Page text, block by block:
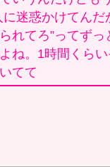
に迷惑かけてんだ
れてろ”ってずっ
ね。1時間くらい
てて